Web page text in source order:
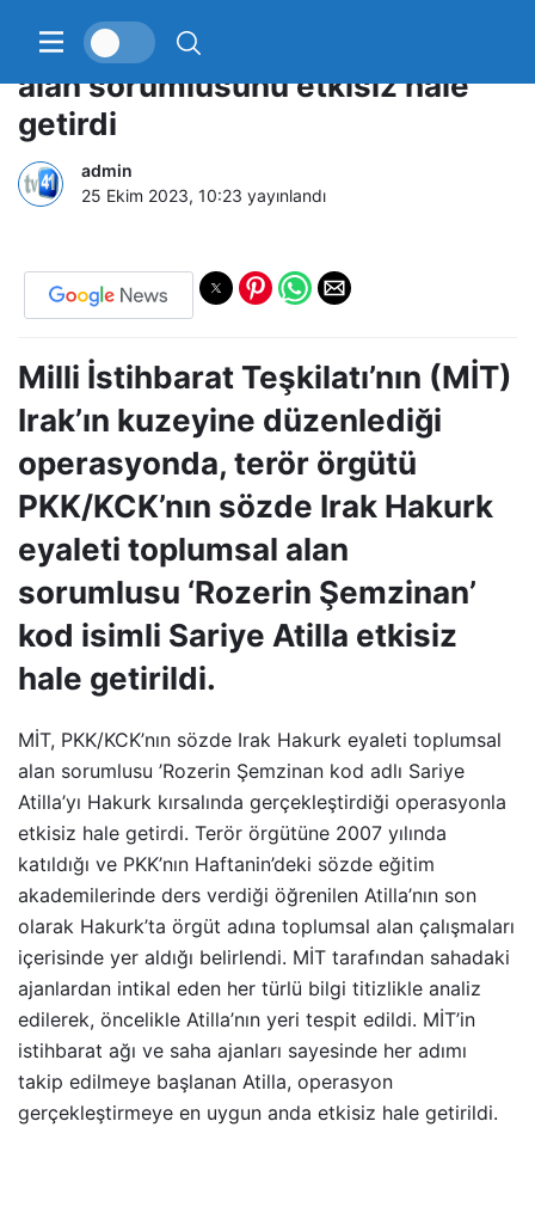
MİT, Kuzey Irak’ta PKK’nın sözde
alan sorumlusunu etkisiz hale
getirdi
admin
25 Ekim 2023, 10:23 yayınlandı
Milli İstihbarat Teşkilatı’nın (MİT)
Irak’ın kuzeyine düzenlediği
operasyonda, terör örgütü
PKK/KCK’nın sözde Irak Hakurk
eyaleti toplumsal alan
sorumlusu ‘Rozerin Şemzinan’
kod isimli Sariye Atilla etkisiz
hale getirildi.
MİT, PKK/KCK’nın sözde Irak Hakurk eyaleti toplumsal
alan sorumlusu ’Rozerin Şemzinan kod adlı Sariye
Atilla’yı Hakurk kırsalında gerçekleştirdiği operasyonla
etkisiz hale getirdi. Terör örgütüne 2007 yılında
katıldığı ve PKK’nın Haftanin’deki sözde eğitim
akademilerinde ders verdiği öğrenilen Atilla’nın son
olarak Hakurk’ta örgüt adına toplumsal alan çalışmaları
içerisinde yer aldığı belirlendi. MİT tarafından sahadaki
ajanlardan intikal eden her türlü bilgi titizlikle analiz
edilerek, öncelikle Atilla’nın yeri tespit edildi. MİT’in
istihbarat ağı ve saha ajanları sayesinde her adımı
takip edilmeye başlanan Atilla, operasyon
gerçekleştirmeye en uygun anda etkisiz hale getirildi.